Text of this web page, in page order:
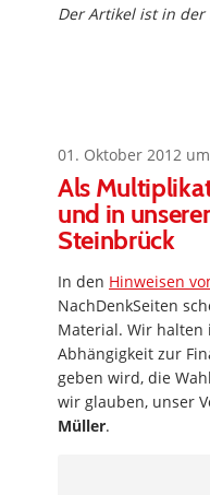
Der Artikel ist in
01. Oktober 2012
Als
und in
Steinbrück
In den Hinweisen
NachDenkSeiten
Material. Wir halten
Abhängigkeit zur
geben wird, die
wir glauben, unser
Müller.